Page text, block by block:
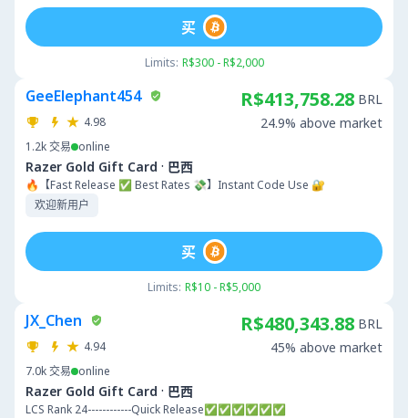
Limits: R$300 - R$2,000
买
GeeElephant454
4.98
1.2k交易 online
Razer Gold Gift Card · 巴西
🔥【Fast Release ✅ Best Rates 💸】Instant Code Use 🔐
欢迎新用户
R$413,758.28 BRL
24.9% above market
Limits: R$10 - R$5,000
买
JX_Chen
4.94
7.0k交易 online
Razer Gold Gift Card · 巴西
LCS Rank 24------------Quick Release✅✅✅✅✅✅
R$480,343.88 BRL
45% above market